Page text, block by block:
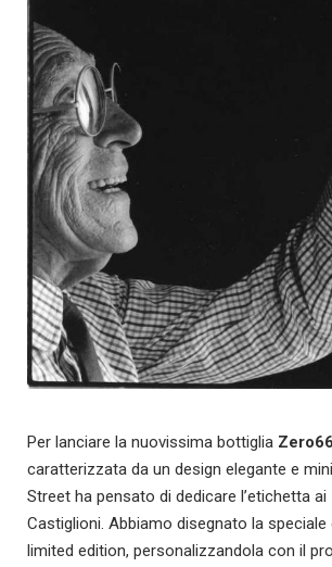
Per lanciare la nuovissima bottiglia
caratterizzata da un design elegante e
Street ha pensato di dedicare l’etichetta ai
Castiglioni. Abbiamo disegnato la speciale
limited edition, personalizzandola con il